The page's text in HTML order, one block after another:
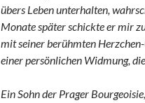
übers Leben unterhalten,
Monate später schickte er mir
mit seiner berühmten
einer persönlichen Widmung,
Ein Sohn der Prager